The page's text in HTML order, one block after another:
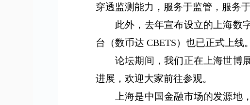
穿透监测能力，服务于监管，服务于
此外，去年宣布设立的上海数
台（数币达 CBETS）也已正式上线。
论坛期间，我们正在上海世博
进展，欢迎大家前往参观。
上海是中国金融市场的发源